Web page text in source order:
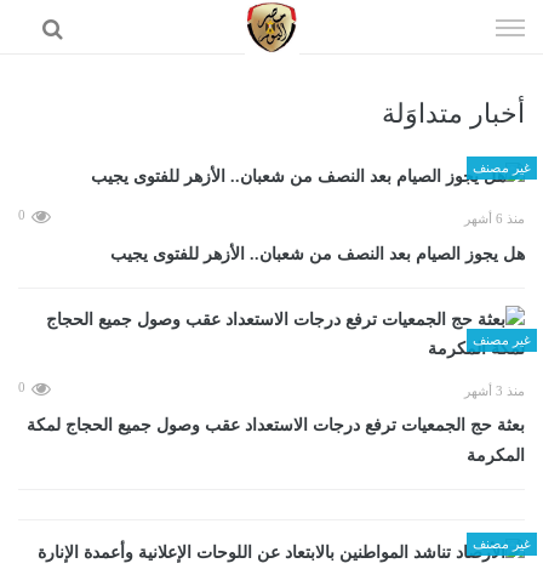
الى
أخبار متداوَلة
غير مصنف
منذ 6 أشهر 0
هل يجوز الصيام بعد النصف من شعبان.. الأزهر للفتوى يجيب
غير مصنف
منذ 3 أشهر 0
بعثة حج الجمعيات ترفع درجات الاستعداد عقب وصول جميع الحجاج لمكة
المكرمة
غير مصنف